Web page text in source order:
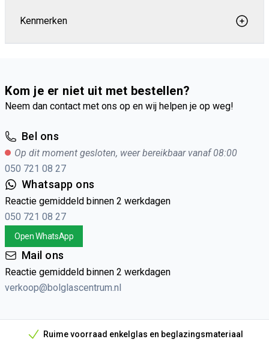
Kenmerken
Kom je er niet uit met bestellen?
Neem dan contact met ons op en wij helpen je op weg!
Bel ons
Op dit moment gesloten, weer bereikbaar vanaf 08:00
050 721 08 27
Whatsapp ons
Reactie gemiddeld binnen 2 werkdagen
050 721 08 27
Open WhatsApp
Mail ons
Reactie gemiddeld binnen 2 werkdagen
verkoop@bolglascentrum.nl
Onze unieke verkoopargumenten
Ruime voorraad enkelglas en beglazingsmateriaal